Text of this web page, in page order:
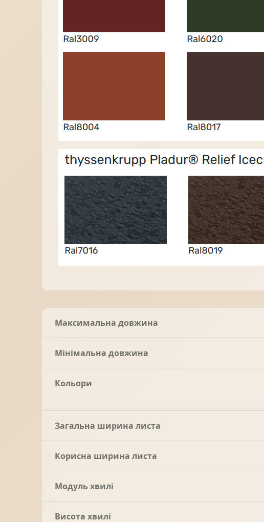
Максимальна довжина
Мінімальна довжина
Кольори
Загальна ширина листа
Корисна ширина листа
Модуль хвилі
Висота хвилі